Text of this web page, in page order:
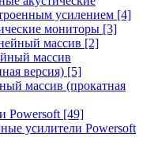
усилением [4]
мониторы [3]
массив [2]
массив
версия) [5]
массив (прокатная
Powersoft [49]
усилители Powersoft